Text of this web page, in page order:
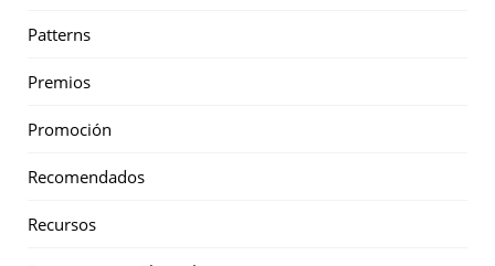
Patterns
Premios
Promoción
Recomendados
Recursos